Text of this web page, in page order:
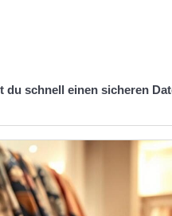
du schnell einen sicheren